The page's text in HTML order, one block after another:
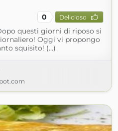
0 Delicioso
questi giorni di riposo si
Oggi vi propongo
squisito! (...)